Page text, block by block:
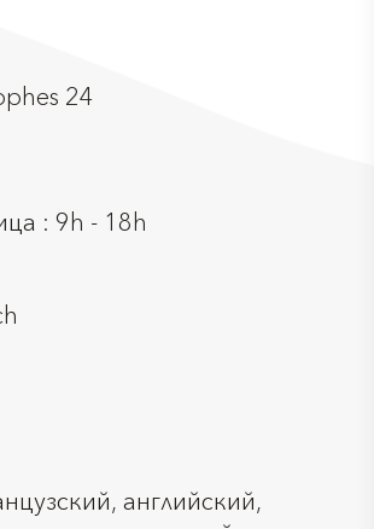
24
: 9h - 18h
английский,